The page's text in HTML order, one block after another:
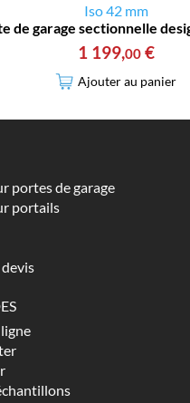
Iso 42 mm
de garage sectionnelle
1 199,00 €
Ajouter au panier
portes de garage
portails